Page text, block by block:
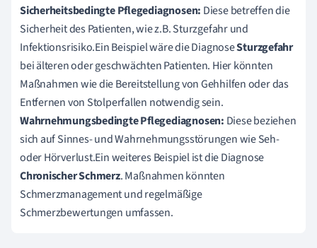
Sicherheitsbedingte Pflegediagnosen: Diese betreffen die
Sicherheit des Patienten, wie z.B. Sturzgefahr und
Infektionsrisiko.Ein Beispiel wäre die DiagnoseSturzgefahr
bei älteren oder geschwächten Patienten. Hier könnten
Maßnahmen wie die Bereitstellung von Gehhilfen oder das
Entfernen von Stolperfallen notwendig sein.
Wahrnehmungsbedingte Pflegediagnosen: Diese beziehen
sich auf Sinnes- und Wahrnehmungsstörungen wie Seh-
oder Hörverlust.Ein weiteres Beispiel ist die Diagnose
Chronischer Schmerz. Maßnahmen könnten
Schmerzmanagement und regelmäßige
Schmerzbewertungen umfassen.